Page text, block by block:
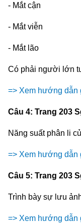
- Mắt cận
- Mắt viễn
- Mắt lão
Có phải người lớn
=> Xem hướng dẫn
Câu 4: Trang 203
Năng suất phân li
=> Xem hướng dẫn
Câu 5: Trang 203
Trình bày sự lưu
=> Xem hướng dẫn